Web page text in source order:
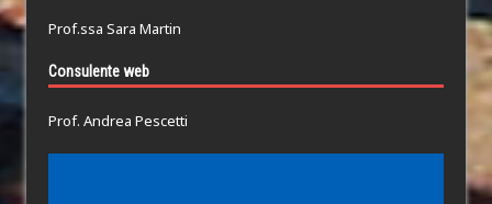
Prof.ssa Sara Martin
Consulente web
Prof. Andrea Pescetti